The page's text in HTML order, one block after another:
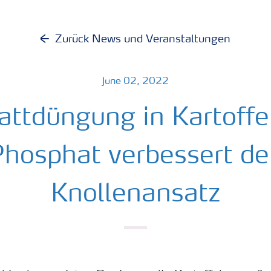
Zurück News und Veranstaltungen
June 02, 2022
in
verbessert
Knollenansatz